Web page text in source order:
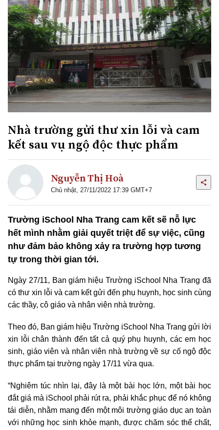
Nhà trường gửi thư xin lỗi và cam
kết sau vụ ngộ độc thực phẩm
Nguyễn Thị Hoà
Chủ nhật, 27/11/2022 17:39 GMT+7
Trường iSchool Nha Trang cam kết sẽ nỗ lực
hết mình nhằm giải quyết triệt để sự việc, cũng
như đảm bảo không xảy ra trường hợp tương
tự trong thời gian tới.
Ngày 27/11, Ban giám hiệu Trường iSchool Nha Trang đã
có thư xin lỗi và cam kết gửi đến phụ huynh, học sinh cùng
các thầy, cô giáo và nhân viên nhà trường.
Theo đó, Ban giám hiệu Trường iSchool Nha Trang gửi lời
xin lỗi chân thành đến tất cả quý phụ huynh, các em học
sinh, giáo viên và nhân viên nhà trường về sự cố ngộ độc
thực phẩm tại trường ngày 17/11 vừa qua.
“Nghiêm túc nhìn lại, đây là một bài học lớn, một bài học
đắt giá mà iSchool phải rút ra, phải khắc phục để nó không
tái diễn, nhằm mang đến một môi trường giáo dục an toàn
với những học sinh khỏe mạnh, được chăm sóc thể chất,